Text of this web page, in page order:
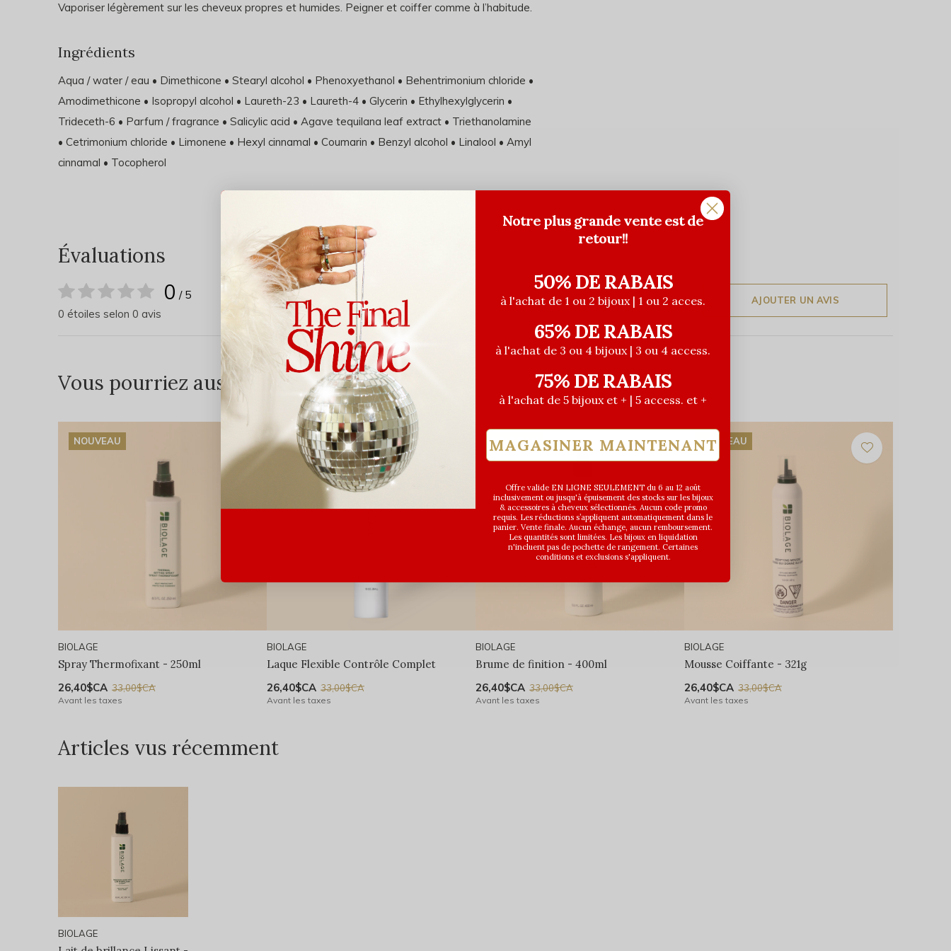
Vaporiser légèrement sur les cheveux propres et humides. Peigner et coiffer comme à l’habitude.
Ingrédients
Aqua / water / eau • Dimethicone • Stearyl alcohol • Phenoxyethanol • Behentrimonium chloride •
Amodimethicone • Isopropyl alcohol • Laureth-23 • Laureth-4 • Glycerin • Ethylhexylglycerin •
Trideceth-6 • Parfum / fragrance • Salicylic acid • Agave tequilana leaf extract • Triethanolamine
• Cetrimonium chloride • Limonene • Hexyl cinnamal • Coumarin • Benzyl alcohol • Linalool • Amyl
cinnamal • Tocopherol
Évaluations
0 / 5
0 étoiles selon 0 avis
AJOUTER UN AVIS
Vous pourriez aussi aimer...
NOUVEAU
BIOLAGE
Spray Thermofixant - 250ml
26,40$CA 33,00$CA
Avant les taxes
BIENTÔT DISPO
BIOLAGE
Laque Flexible Contrôle Complet
26,40$CA 33,00$CA
Avant les taxes
NOUVEAU
BIOLAGE
Brume de finition - 400ml
26,40$CA 33,00$CA
Avant les taxes
NOUVEAU
BIOLAGE
Mousse Coiffante - 321g
26,40$CA 33,00$CA
Avant les taxes
Articles vus récemment
BIOLAGE
Notre plus grande vente est de
retour!!
50% DE RABAIS
à l'achat de 1 ou 2 bijoux | 1 ou 2 acces.
65% DE RABAIS
à l'achat de 3 ou 4 bijoux | 3 ou 4 access.
75% DE RABAIS
à l'achat de 5 bijoux et + | 5 access. et +
MAGASINER MAINTENANT
Offre valide EN LIGNE SEULEMENT du 6 au 12 août
inclusivement ou jusqu'à épuisement des stocks sur les bijoux
& accessoires à cheveux sélectionnés. Aucun code promo
requis. Les réductions s’appliquent automatiquement dans le
panier. Vente finale. Aucun échange, aucun remboursement.
Les quantités sont limitées. Les bijoux en liquidation
n'incluent pas de pochette de rangement. Certaines
conditions et exclusions s'appliquent.